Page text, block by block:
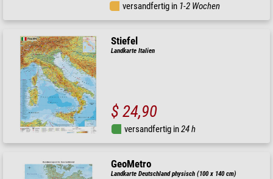
versandfertig in 1-2 Wochen
Stiefel
Landkarte Italien
$ 24,90
versandfertig in24 h
GeoMetro
Landkarte Deutschland physisch (100 x 140 cm)